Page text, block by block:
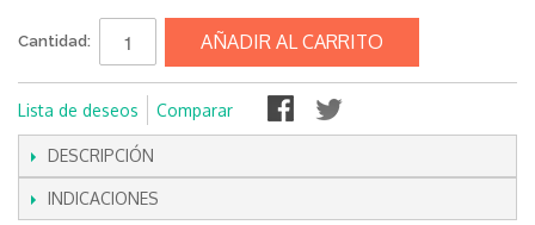
Cantidad: AÑADIR AL CARRITO
Lista de deseos Comparar
DESCRIPCIÓN
INDICACIONES